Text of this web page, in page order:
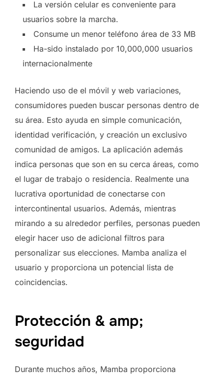
La versión celular es conveniente para
usuarios sobre la marcha.
Consume un menor teléfono área de 33 MB
Ha-sido instalado por 10,000,000 usuarios
internacionalmente
Haciendo uso de el móvil y web variaciones,
consumidores pueden buscar personas dentro de
su área. Esto ayuda en simple comunicación,
identidad verificación, y creación un exclusivo
comunidad de amigos. La aplicación además
indica personas que son en su cerca áreas, como
el lugar de trabajo o residencia. Realmente una
lucrativa oportunidad de conectarse con
intercontinental usuarios. Además, mientras
mirando a su alrededor perfiles, personas pueden
elegir hacer uso de adicional filtros para
personalizar sus elecciones. Mamba analiza el
usuario y proporciona un potencial lista de
coincidencias.
Protección & amp;
seguridad
Durante muchos años, Mamba proporciona